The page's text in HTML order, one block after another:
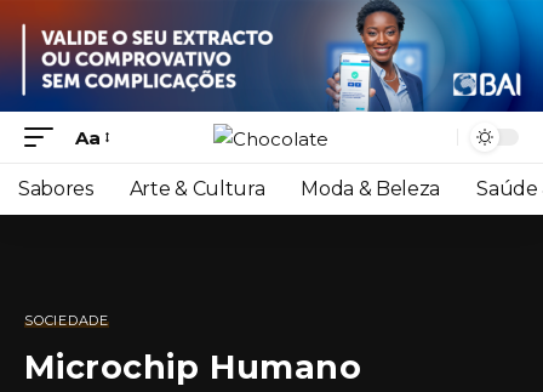
Aa
Sabores Arte & Cultura Moda & Beleza Saúde
SOCIEDADE
Microchip Humano